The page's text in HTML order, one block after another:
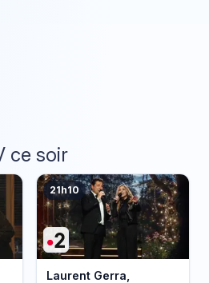
ce soir
21h10
Laurent Gerra,